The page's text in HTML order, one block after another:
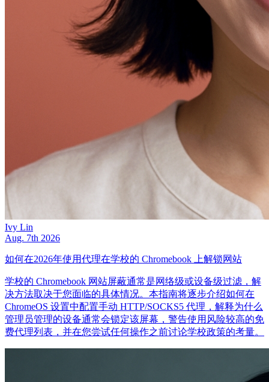
Ivy Lin
Aug. 7th 2026
如何在2026年使用代理在学校的 Chromebook 上解锁网站
学校的 Chromebook 网站屏蔽通常是网络级或设备级过滤，解
决方法取决于您面临的具体情况。本指南将逐步介绍如何在
ChromeOS 设置中配置手动 HTTP/SOCKS5 代理，解释为什么
管理员管理的设备通常会锁定该屏幕，警告使用风险较高的免
费代理列表，并在您尝试任何操作之前讨论学校政策的考量。